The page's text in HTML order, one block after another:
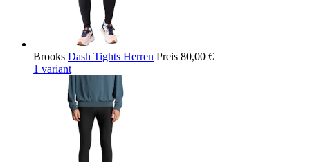
Brooks Dash Tights Herren Preis 80,00 €
1 variant